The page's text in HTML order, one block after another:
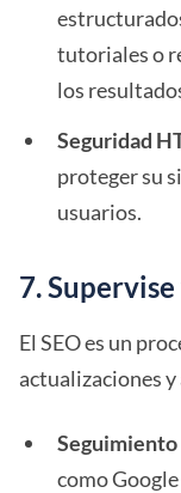
tutoriales o
los
Seguridad
proteger su
usuarios.
7.
El SEO es un
actualizaciones
como